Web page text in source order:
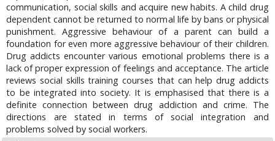
communication, social skills and acquire new habits. A child drug
dependent cannot be returned to normal life by bans or physical
punishment. Aggressive behaviour of a parent can build a
foundation for even more aggressive behaviour of their children.
Drug addicts encounter various emotional problems there is a
lack of proper expression of feelings and acceptance. The article
reviews social skills training courses that can help drug addicts
to be integrated into society. It is emphasised that there is a
definite connection between drug addiction and crime. The
directions are stated in terms of social integration and
problems solved by social workers.